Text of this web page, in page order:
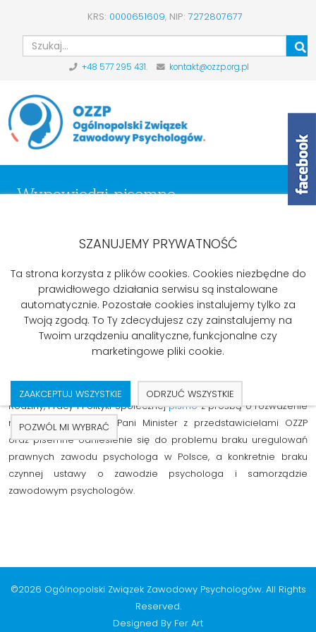
KRS: 0000651609, NIP: 7272807677
+48 577 295 431. kontakt@ozzp.org.pl
Wypowiedzi pisemne
Odpowiedź z Kancelarii Prezesa Rady Ministrów na pismo
OZZP z dn. 13.09.2018
Odpowiedź z Kancelarii Prezesa Rady
Ministrów na pismo OZZP z dn.
13.09.2018
Kancelaria Prezesa Rady Ministrów wysyła do Ministerstwa
Rodziny, Pracy i Polityki Społecznejpismoz prośbą o rozważenie
możliwości spotkania Pani Minister z przedstawicielami OZZP
oraz pisemne odniesienie się do problemu braku uregulowań
prawnych zawodu psychologa w Polsce, a konkretnie braku
czynnej ustawy o zawodzie psychologa i samorządzie
zawodowym psychologów.
©2026 Ogólnopolski Związek Zawodowy Psychologów. All Rights
Reserved.
Designed By Fer Art
SZANUJEMY PRYWATNOŚĆ
Ta strona korzysta z plików cookies. Cookies niezbędne do
prawidłowego działania serwisu są instalowane
automatycznie. Pozostałe cookies instalujemy tylko za
Twoją zgodą. To Ty zdecydujesz czy zainstalujemy na
Twoim urządzeniu analityczne, funkcjonalne czy
marketingowe pliki cookie.
ZAAKCEPTUJ WSZYSTKIE ODRZUĆ WSZYSTKIE
POZWÓL MI WYBRAĆ